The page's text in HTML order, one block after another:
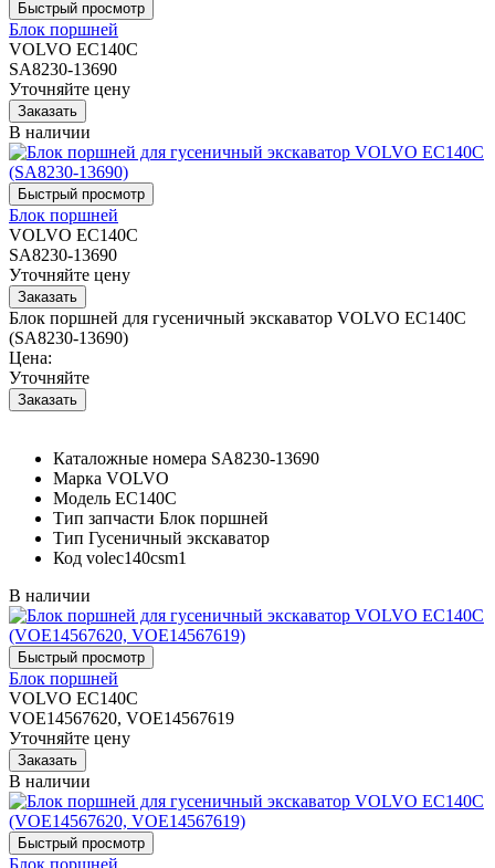
Блок поршней
VOLVO EC140C
SA8230-13690
Уточняйте цену
В наличии
Блок поршней
VOLVO EC140C
SA8230-13690
Уточняйте цену
Блок поршней для гусеничный экскаватор VOLVO EC140C
(SA8230-13690)
Цена:
Уточняйте
Каталожные номера SA8230-13690
Марка VOLVO
Модель EC140C
Тип запчасти Блок поршней
Тип Гусеничный экскаватор
Код volec140csm1
В наличии
Блок поршней
VOLVO EC140C
VOE14567620, VOE14567619
Уточняйте цену
В наличии
Блок поршней